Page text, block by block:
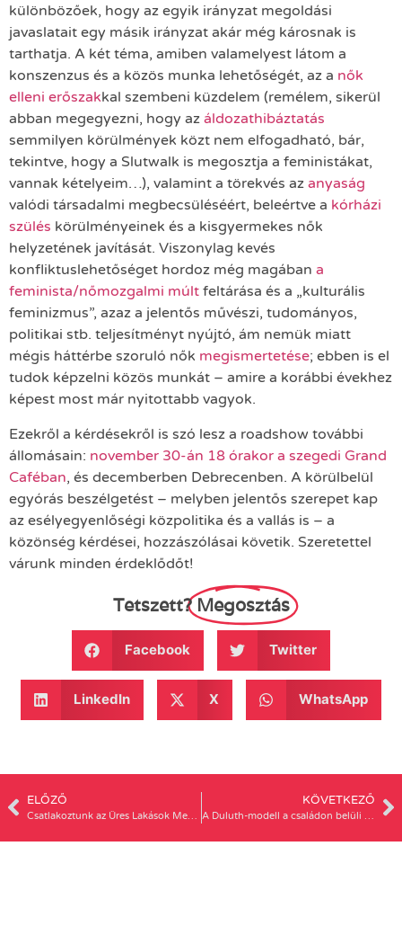
különbözőek, hogy az egyik irányzat megoldási
javaslatait egy másik irányzat akár még károsnak is
tarthatja. A két téma, amiben valamelyest látom a
konszenzus és a közös munka lehetőségét, az a nők
elleni erőszakkal szembeni küzdelem (remélem, sikerül
abban megegyezni, hogy az áldozathibáztatás
semmilyen körülmények közt nem elfogadható, bár,
tekintve, hogy a Slutwalk is megosztja a feministákat,
vannak kételyeim…), valamint a törekvés az anyaság
valódi társadalmi megbecsüléséért, beleértve a kórházi
szülés körülményeinek és a kisgyermekes nők
helyzetének javítását. Viszonylag kevés
konfliktuslehetőséget hordoz még magában a
feminista/nőmozgalmi múlt feltárása és a „kulturális
feminizmus”, azaz a jelentős művészi, tudományos,
politikai stb. teljesítményt nyújtó, ám nemük miatt
mégis háttérbe szoruló nők megismertetése; ebben is el
tudok képzelni közös munkát – amire a korábbi évekhez
képest most már nyitottabb vagyok.
Ezekről a kérdésekről is szó lesz a roadshow további
állomásain: november 30-án 18 órakor a szegedi Grand
Caféban, és decemberben Debrecenben. A körülbelül
egyórás beszélgetést – melyben jelentős szerepet kap
az esélyegyenlőségi közpolitika és a vallás is – a
közönség kérdései, hozzászólásai követik. Szeretettel
várunk minden érdeklődőt!
Tetszett?Megosztás
Facebook Twitter
LinkedIn X WhatsApp
ELŐZŐ
Csatlakoztunk az Üres Lakások Menetéhez
KÖVETKEZŐ
A Duluth-modell a családon belüli erőszak megszüntetéséért